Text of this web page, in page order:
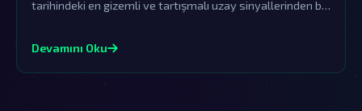
tarihindeki en gizemli ve tartışmalı uzay sinyallerinden biri
sinyal dünya dışı zeka ile iletişim kurulduğuna dair
Devamını Oku